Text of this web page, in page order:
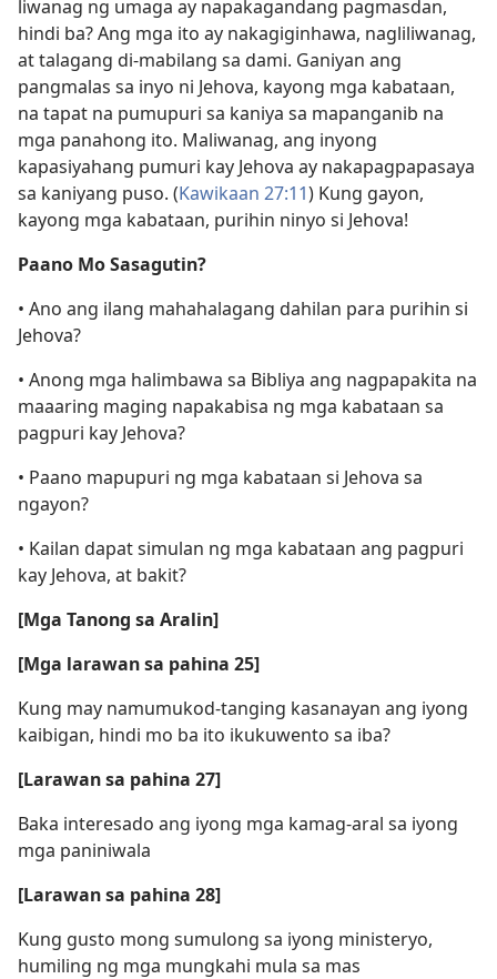
liwanag ng umaga ay napakagandang pagmasdan,
hindi ba? Ang mga ito ay nakagiginhawa, nagliliwanag,
at talagang di-mabilang sa dami. Ganiyan ang
pangmalas sa inyo ni Jehova, kayong mga kabataan,
na tapat na pumupuri sa kaniya sa mapanganib na
mga panahong ito. Maliwanag, ang inyong
kapasiyahang pumuri kay Jehova ay nakapagpapasaya
sa kaniyang puso. (Kawikaan 27:11) Kung gayon,
kayong mga kabataan, purihin ninyo si Jehova!
Paano Mo Sasagutin?
• Ano ang ilang mahahalagang dahilan para purihin si
Jehova?
• Anong mga halimbawa sa Bibliya ang nagpapakita na
maaaring maging napakabisa ng mga kabataan sa
pagpuri kay Jehova?
• Paano mapupuri ng mga kabataan si Jehova sa
ngayon?
• Kailan dapat simulan ng mga kabataan ang pagpuri
kay Jehova, at bakit?
[Mga Tanong sa Aralin]
[Mga larawan sa pahina 25]
Kung may namumukod-tanging kasanayan ang iyong
kaibigan, hindi mo ba ito ikukuwento sa iba?
[Larawan sa pahina 27]
Baka interesado ang iyong mga kamag-aral sa iyong
mga paniniwala
[Larawan sa pahina 28]
Kung gusto mong sumulong sa iyong ministeryo,
humiling ng mga mungkahi mula sa mas